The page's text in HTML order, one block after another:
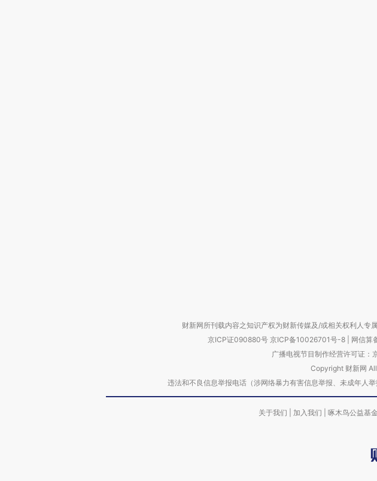
财新网所刊载内容之知识产权为财新传媒及/或相关权利人专
京ICP证090880号 京ICP备10026701号-8 网信算
广播电视节目制作经营许可证：
Copyright 财新网
违法和不良信息举报电话（涉网络暴力有害信息举报、未成年
关于我们 加入我们 啄木鸟公益基